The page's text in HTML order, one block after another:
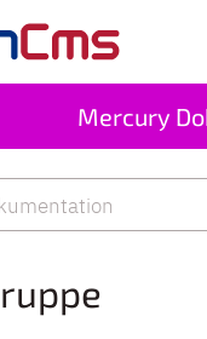
Mercury